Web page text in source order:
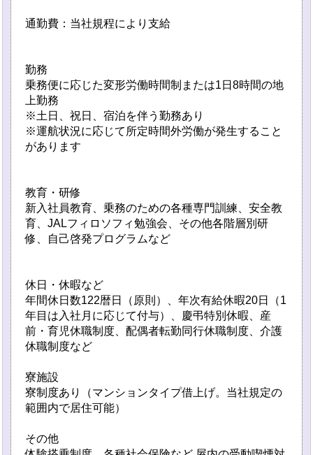
通勤費：当社規程により支給
勤務
乗務便に応じた変形労働時間制または1日8時間の地
上勤務
※土日、祝日、宿泊を伴う勤務あり
※運航状況に応じて所定時間外労働が発生すること
があります
教育・研修
新入社員教育、乗務のための各種専門訓練、安全教
育、JALフィロソフィ勉強会、その他各階層別研
修、自己啓発プログラムなど
休日・休暇など
年間休日数122暦日（原則）、年次有給休暇20日（1
年目は入社月に応じて付与）、慶弔特別休暇、産
前・育児休職制度、配偶者転勤同行休職制度、介護
休職制度など
寮施設
寮制度あり（マンションタイプ借上げ。当社規定の
範囲内で居住可能）
その他